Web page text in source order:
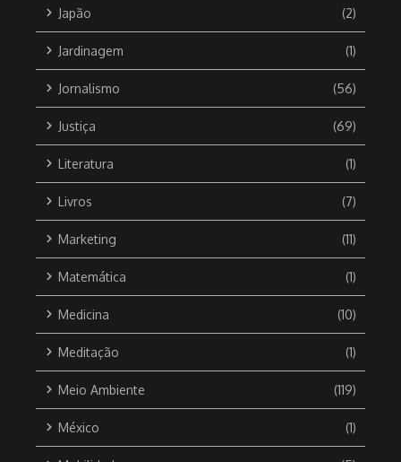
Japão (2)
Jardinagem (1)
Jornalismo (56)
Justiça (69)
Literatura (1)
Livros (7)
Marketing (11)
Matemática (1)
Medicina (10)
Meditação (1)
Meio Ambiente (119)
México (1)